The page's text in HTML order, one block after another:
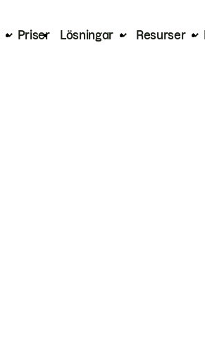
Priser Lösningar Resurser